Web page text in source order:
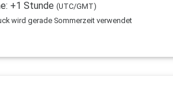
+1 Stunde (UTC/GMT)
wird gerade Sommerzeit verwendet